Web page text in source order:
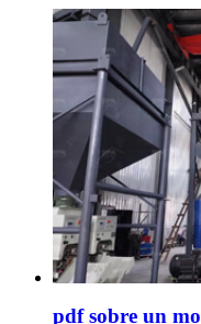
pdf sobre un